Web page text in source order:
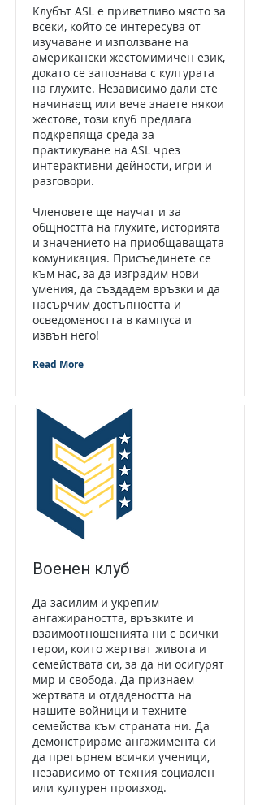
Клубът ASL е приветливо място за
всеки, който се интересува от
изучаване и използване на
американски жестомимичен език,
докато се запознава с културата
на глухите. Независимо дали сте
начинаещ или вече знаете някои
жестове, този клуб предлага
подкрепяща среда за
практикуване на ASL чрез
интерактивни дейности, игри и
разговори.
Членовете ще научат и за
общността на глухите, историята
и значението на приобщаващата
комуникация. Присъединете се
към нас, за да изградим нови
умения, да създадем връзки и да
насърчим достъпността и
осведомеността в кампуса и
извън него!
Read More
Военен клуб
Да засилим и укрепим
ангажираността, връзките и
взаимоотношенията ни с всички
герои, които жертват живота и
семействата си, за да ни осигурят
мир и свобода. Да признаем
жертвата и отдадеността на
нашите войници и техните
семейства към страната ни. Да
демонстрираме ангажимента си
да прегърнем всички ученици,
независимо от техния социален
или културен произход.